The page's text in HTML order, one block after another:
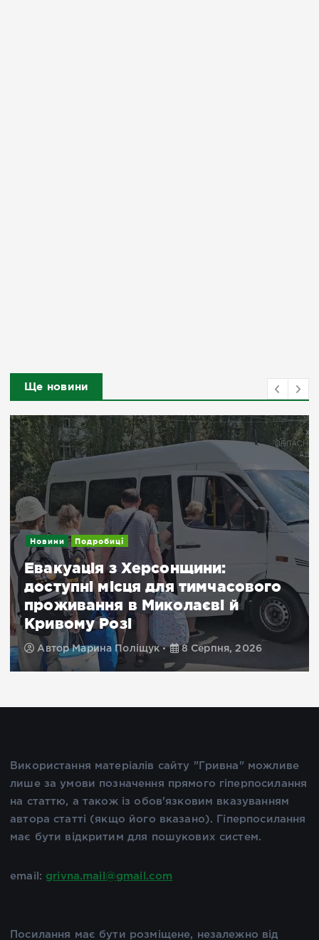
Ще новини
Новини Подробиці
Евакуація з Херсонщини:
доступні місця для тимчасового
проживання в Миколаєві й
Кривому Розі
АвторМарина Поліщук 8 Серпня, 2026
Використання матеріалів сайту "Гривна" можливе
лише за умови позначення прямого гіперпосилання
на статтю, а також із обов'язковим вказуванням
автора статті (якщо його вказано). Гіперпосилання
має бути відкритим для пошукових систем.
email: grivna.mail@gmail.com
Посилання має бути розміщене, незалежно від